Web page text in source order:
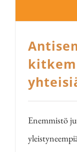
Enemmistö